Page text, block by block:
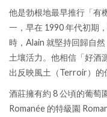
他是勃根地最早推行「有
一，早在 1990 年代初期
時，Alain 就堅持回歸自
土壤活力。他相信「好酒
出反映風土（Terroir）的
酒莊擁有約 8 公頃的葡萄
Romanée 的特級園